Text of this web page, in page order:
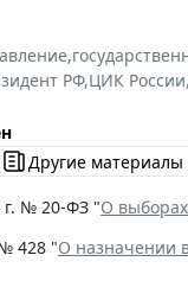
,
РФ,ЦИК России,
Другие материалы
г. № 20-ФЗ "О
428 "О назначении